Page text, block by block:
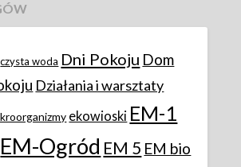
czysta woda Dni Pokoju Dom
Działania i warsztaty
ekowioski EM-1
EM-Ogród EM 5 EM bio